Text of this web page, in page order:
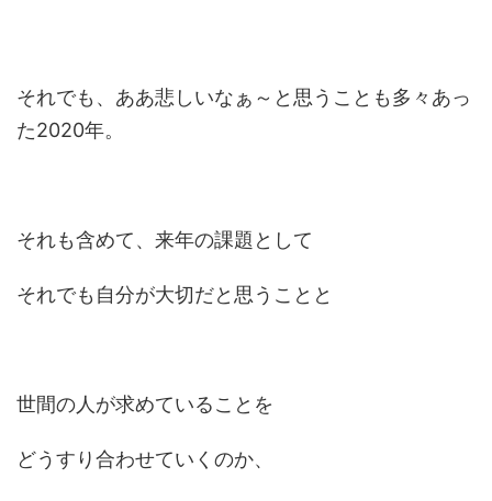
それでも、ああ悲しいなぁ～と思うことも多々あっ
た2020年。
それも含めて、来年の課題として
それでも自分が大切だと思うことと
世間の人が求めていることを
どうすり合わせていくのか、